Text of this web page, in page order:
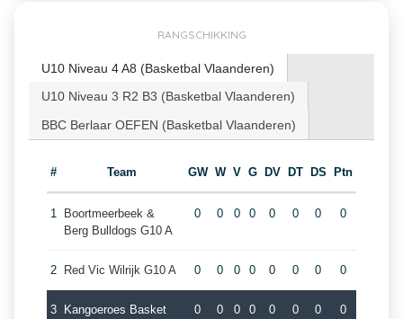
RANGSCHIKKING
U10 Niveau 4 A8 (Basketbal Vlaanderen)
U10 Niveau 3 R2 B3 (Basketbal Vlaanderen)
BBC Berlaar OEFEN (Basketbal Vlaanderen)
# Team GW W V G DV DT DS Ptn
1
Boortmeerbeek &
Berg Bulldogs G10 A
0 0 0 0 0 0 0 0
2 Red Vic Wilrijk G10 A 0 0 0 0 0 0 0 0
3 Kangoeroes Basket 0 0 0 0 0 0 0 0